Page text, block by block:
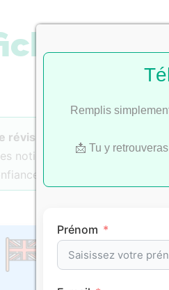
de
révision
notions essentielles, les
Remplis
📩 Tu y
Prénom